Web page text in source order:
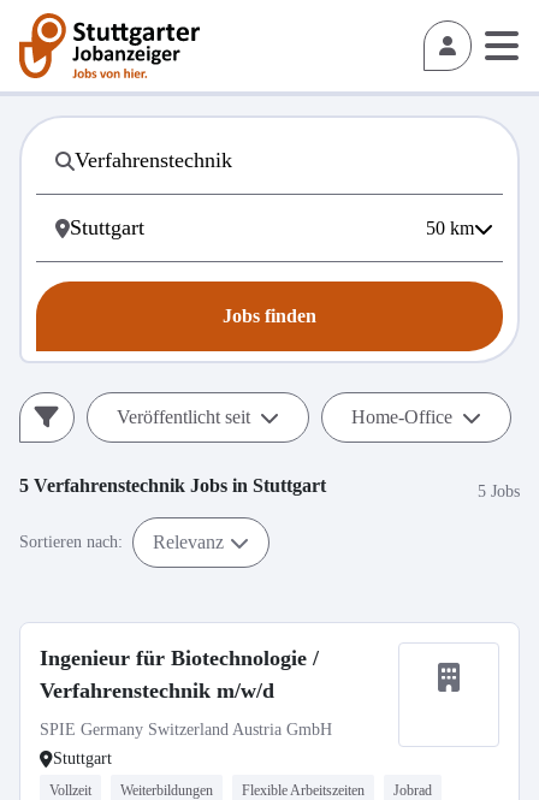
50 km
Jobs finden
Veröffentlicht seit Home-Office
5 Verfahrenstechnik Jobs in Stuttgart 5 Jobs
Sortieren nach: Relevanz
Ingenieur für Biotechnologie /
Verfahrenstechnik m/w/d
SPIE Germany Switzerland Austria GmbH
Stuttgart
Vollzeit Weiterbildungen Flexible Arbeitszeiten Jobrad